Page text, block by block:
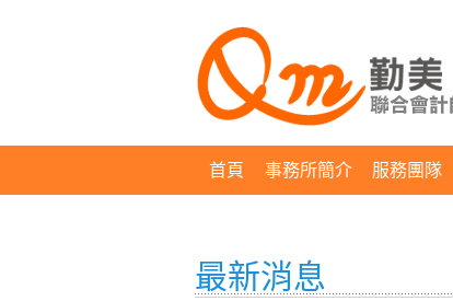
首頁 事務所簡介 服務團隊
最新消息